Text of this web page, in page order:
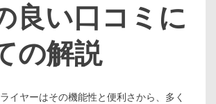
良い口コミに
の解説
イヤーはその機能性と便利さから、多く